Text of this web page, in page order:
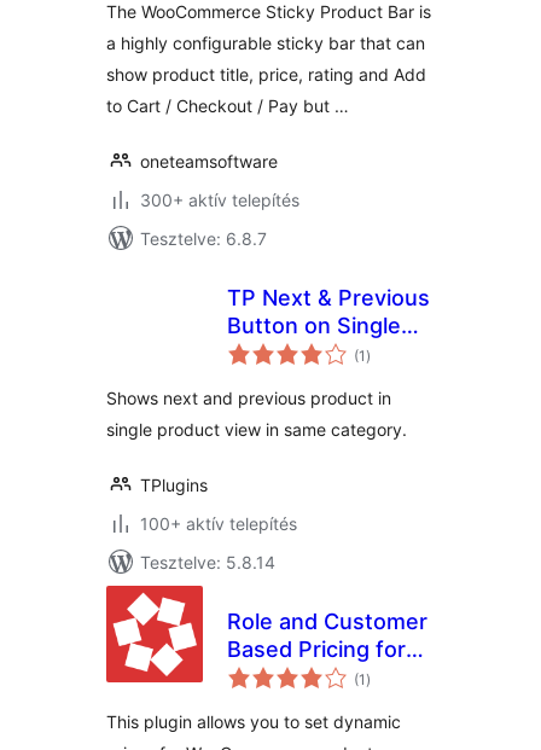
The WooCommerce Sticky Product Bar is
a highly configurable sticky bar that can
show product title, price, rating and Add
to Cart / Checkout / Pay but …
oneteamsoftware
300+ aktív telepítés
Tesztelve: 6.8.7
TP Next & Previous
Button on Single
Product Page
(1 értékelés
összesen
)
Shows next and previous product in
single product view in same category.
TPlugins
100+ aktív telepítés
Tesztelve: 5.8.14
Role and Customer
Based Pricing for
WooCommerce
(1 értékelés
összesen
)
This plugin allows you to set dynamic